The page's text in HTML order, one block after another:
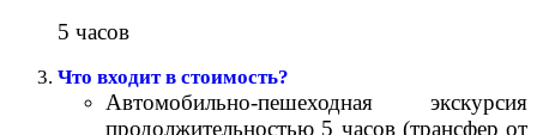
5 часов
Что входит в стоимость?
Автомобильно-пешеходная экскурсия
продолжительностью 5 часов (трансфер от